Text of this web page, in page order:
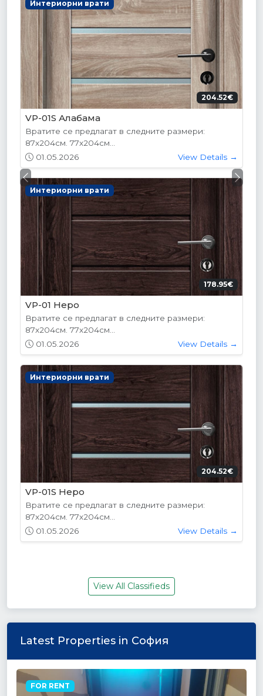
Интериорни врати
204.52€
VP-01S Алабама
Вратите се предлагат в следните размери:
87х204см. 77х204см...
01.05.2026
View Details →
Интериорни врати
178.95€
VP-01 Hepo
Вратите се предлагат в следните размери:
87х204см. 77х204см...
01.05.2026
View Details →
Интериорни врати
204.52€
VP-01S Hepo
Вратите се предлагат в следните размери:
87х204см. 77х204см...
01.05.2026
View Details →
Previous Next
View All Classifieds
Latest Properties in София
FOR RENT